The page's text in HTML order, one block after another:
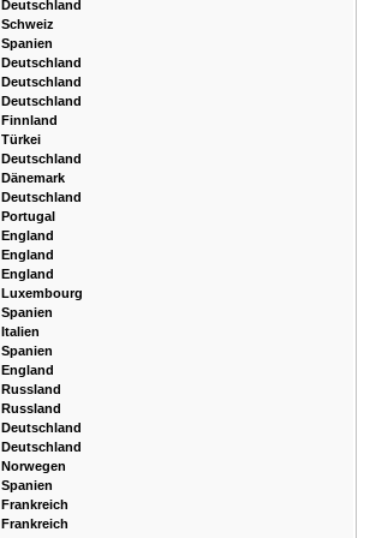
Deutschland
Schweiz
Spanien
Deutschland
Deutschland
Deutschland
Finnland
Türkei
Deutschland
Dänemark
Deutschland
Portugal
England
England
England
Luxembourg
Spanien
Italien
Spanien
England
Russland
Russland
Deutschland
Deutschland
Norwegen
Spanien
Frankreich
Frankreich